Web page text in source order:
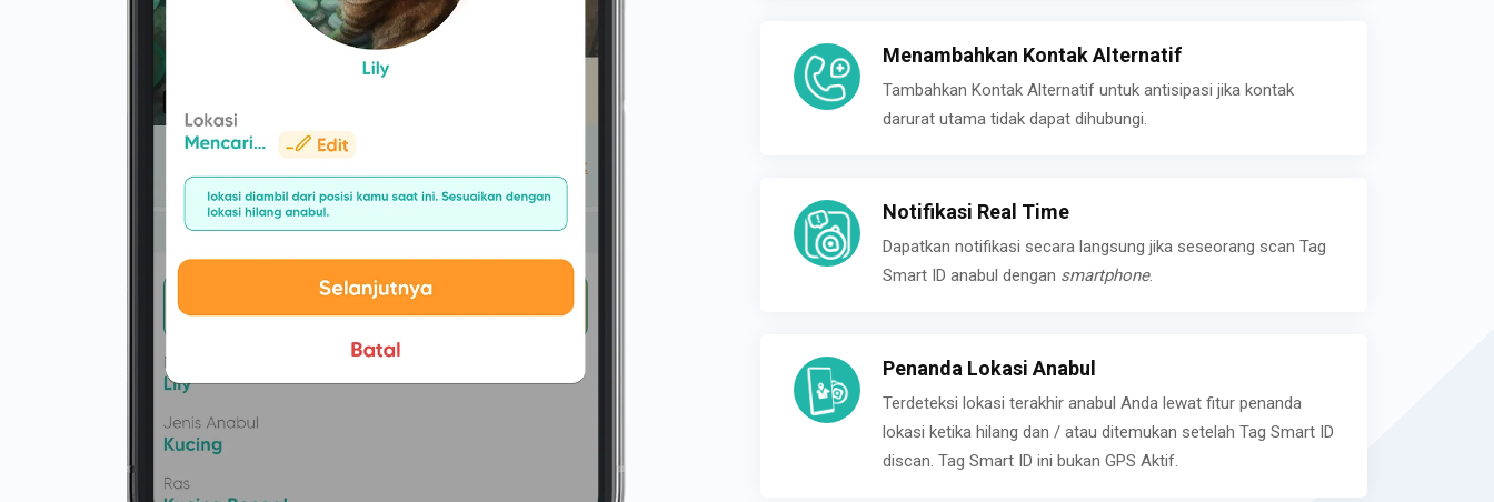
Menambahkan Kontak Alternatif
Tambahkan Kontak Alternatif untuk antisipasi jika kontak
darurat utama tidak dapat dihubungi.
Notifikasi Real Time
Dapatkan notifikasi secara langsung jika seseorang scan Tag
Smart ID anabul dengan smartphone.
Penanda Lokasi Anabul
Terdeteksi lokasi terakhir anabul Anda lewat fitur penanda
lokasi ketika hilang dan / atau ditemukan setelah Tag Smart ID
discan. Tag Smart ID ini bukan GPS Aktif.